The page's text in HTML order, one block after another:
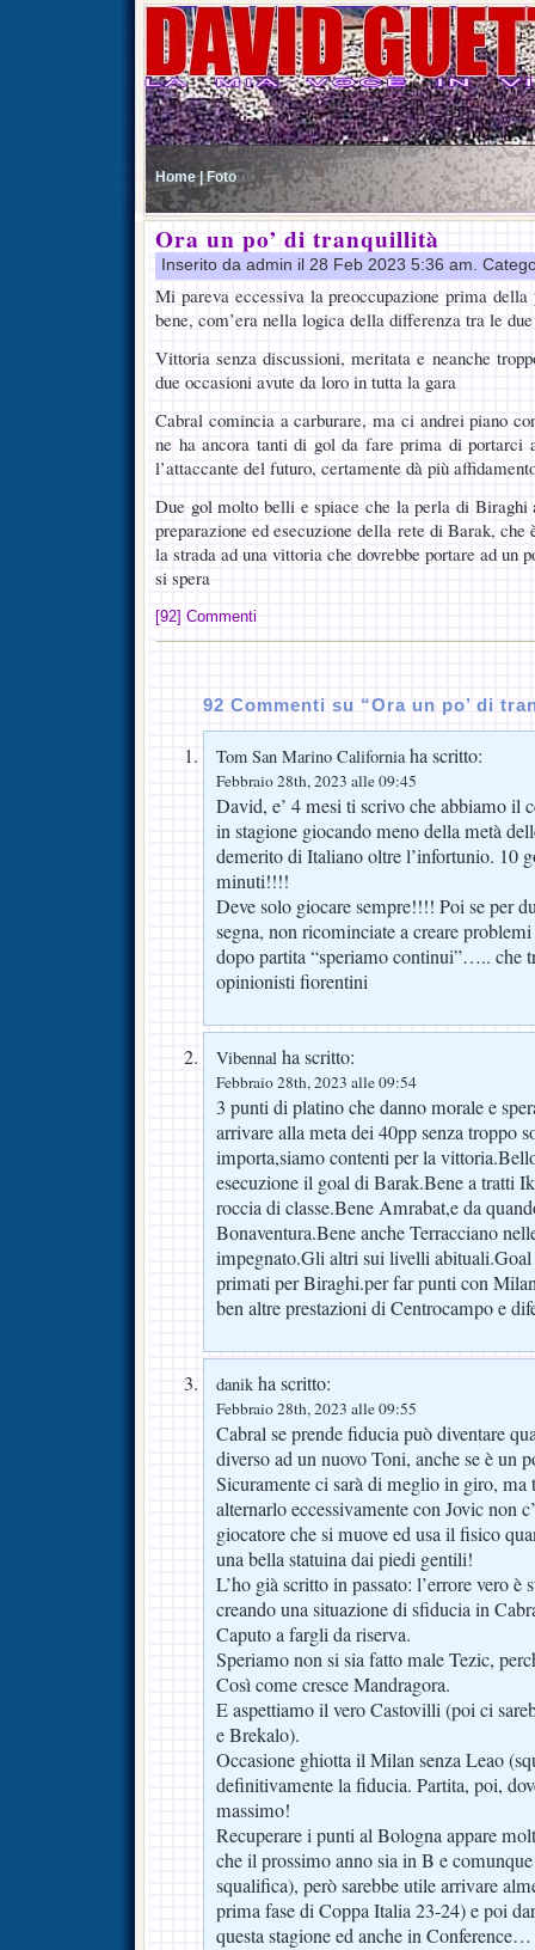
Home | Foto
Ora un po’ di tranquillità
Inserito da admin il 28 Feb 2023 5:36 am.
Mi pareva eccessiva la preoccupazione prima
bene, com’era nella logica della differenza tra le
Vittoria senza discussioni, meritata e neanche
due occasioni avute da loro in tutta la gara
Cabral comincia a carburare, ma ci andrei piano
ne ha ancora tanti di gol da fare prima di portarci
l’attaccante del futuro, certamente dà più
Due gol molto belli e spiace che la perla di Biraghi
preparazione ed esecuzione della rete di Barak, che
la strada ad una vittoria che dovrebbe portare ad un
si spera
[92] Commenti
92 Commenti su “Ora un po’ di
Tom San Marino Californiaha scritto:
Febbraio 28th, 2023 alle 09:45
David, e’ 4 mesi ti scrivo che abbiamo il
in stagione giocando meno della metà
demerito di Italiano oltre l’infortunio. 10
minuti!!!!
Deve solo giocare sempre!!!! Poi se per
segna, non ricominciate a creare
dopo partita “speriamo continui”….. che
opinionisti fiorentini
Vibennal ha scritto:
Febbraio 28th, 2023 alle 09:54
3 punti di platino che danno morale e
arrivare alla meta dei 40pp senza troppo
importa,siamo contenti per la
esecuzione il goal di Barak.Bene a tratti
roccia di classe.Bene Amrabat,e da
Bonaventura.Bene anche Terracciano
impegnato.Gli altri sui livelli abituali.Goal
primati per Biraghi.per far punti con
ben altre prestazioni di Centrocampo e
danik ha scritto:
Febbraio 28th, 2023 alle 09:55
Cabral se prende fiducia può diventare
diverso ad un nuovo Toni, anche se è un
Sicuramente ci sarà di meglio in giro, ma
alternarlo eccessivamente con Jovic non
giocatore che si muove ed usa il fisico
una bella statuina dai piedi gentili!
L’ho già scritto in passato: l’errore vero è
creando una situazione di sfiducia in
Caputo a fargli da riserva.
Speriamo non si sia fatto male Tezic,
Così come cresce Mandragora.
E aspettiamo il vero Castovilli (poi ci
e Brekalo).
Occasione ghiotta il Milan senza Leao
definitivamente la fiducia. Partita, poi,
massimo!
Recuperare i punti al Bologna appare
che il prossimo anno sia in B e
squalifica), però sarebbe utile arrivare
prima fase di Coppa Italia 23-24) e poi
questa stagione ed anche in Conference…